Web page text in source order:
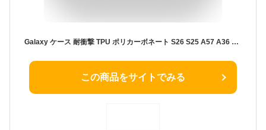
Galaxy ケース 耐衝撃 TPU ポリカーボネート S26 S25 A57 A36 A25 5G スマホケース 携帯 カバー おしゃれ 耐衝撃 クリア 透明 ギャラクシー SC-54G SCG39 SM-A576Z SM-A576C SC-51F SC-51G SCG36 SM-S942Z SM-S942C SM-S942Q SCG31 SM-S931Z SM-S931Q SC-54F SM-A366Q
この商品をサイトでみる